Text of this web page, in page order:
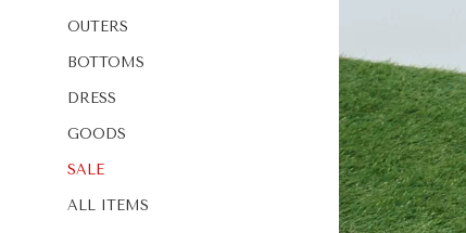
OUTERS
BOTTOMS
DRESS
GOODS
SALE
ALL ITEMS